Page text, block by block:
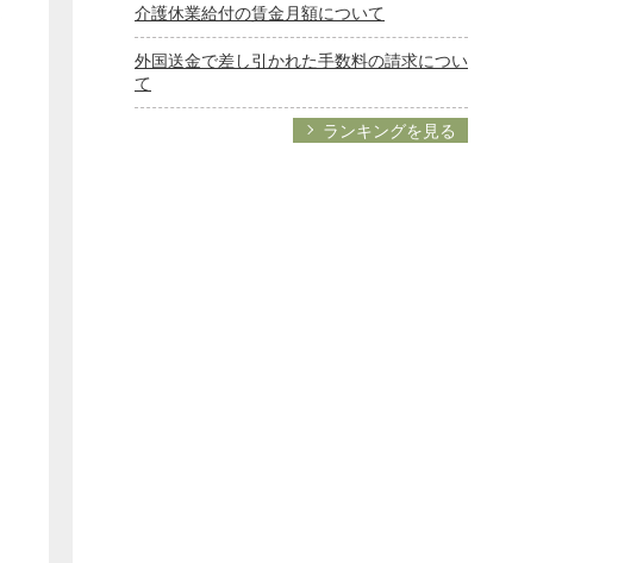
介護休業給付の賃金月額について
外国送金で差し引かれた手数料の請求につい
て
ランキングを見る